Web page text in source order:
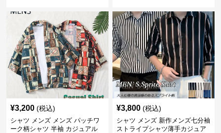
¥3,200 (税込)
シャツ メンズ メンズ パッチワ
ーク柄シャツ 半袖 カジュアル
¥3,800 (税込)
シャツ メンズ 新作メンズ七分袖
ストライプシャツ薄手カジュア